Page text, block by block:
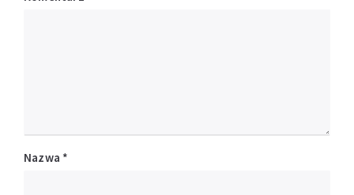
Nazwa *